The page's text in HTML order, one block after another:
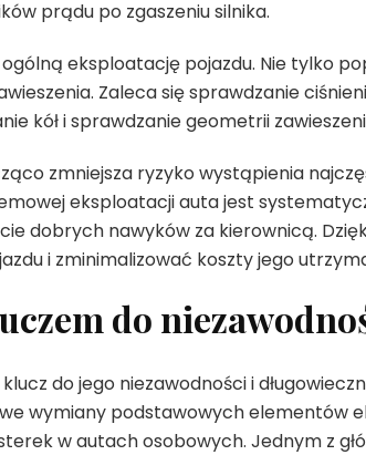
prądu po zgaszeniu silnika.
eksploatację pojazdu. Nie tylko
Zaleca się sprawdzanie
kół i sprawdzanie geometrii
zmniejsza ryzyko wystąpienia
eksploatacji auta jest
dobrych nawyków za kierownicą.
i zminimalizować koszty jego
do
do jego niezawodności i
wymiany podstawowych elementów
w autach osobowych. Jednym z